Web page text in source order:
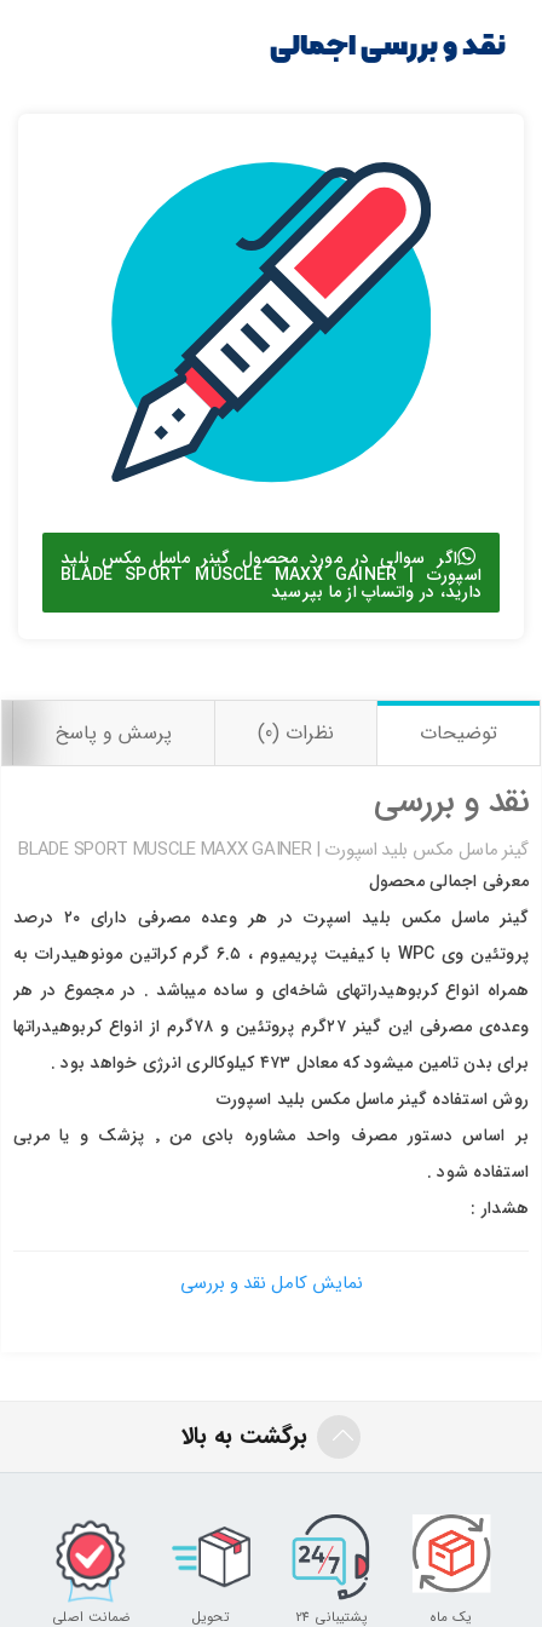
نقد و بررسی اجمالی
اگر سوالی در مورد محصول گینر ماسل مکس بلید
اسپورت | BLADE SPORT MUSCLE MAXX GAINER
دارید، در واتساپ از ما بپرسید
توضیحات نظرات (0) پرسش و پاسخ
نقد و بررسی
گینر ماسل مکس بلید اسپورت | BLADE SPORT MUSCLE MAXX GAINER
معرفی اجمالی محصول
گینر ماسل مکس بلید اسپرت در هر وعده مصرفی دارای ۲۰ درصد
پروتئین وی WPC با کیفیت پریمیوم ، ۶.۵ گرم کراتین مونوهیدرات به
همراه انواع کربوهیدراتهای شاخه‌ای و ساده میباشد . در مجموع در هر
وعده‌ی مصرفی این گینر ۲۷گرم پروتئین و ۷۸گرم از انواع کربوهیدراتها
برای بدن تامین میشود که معادل ۴۷۳ کیلوکالری انرژی خواهد بود .
روش استفاده گینر ماسل مکس بلید اسپورت
بر اساس دستور مصرف واحد مشاوره بادی من ٬ پزشک و یا مربی
استفاده شود .
هشدار :
در صورت حساسیت به شیر، بادام، سویا یا تخم مرغ قبل از مصرف یا
بدون اجازه پزشک مصرف نکنند .
بهتر است قبل از مصرف با مربی، پزشک و یا کارشناس تغذیه مشورت کنید
ممکن است تصویر مورد استفاده از محصول در وبسایت ٬ در برخی
نمایش کامل نقد و بررسی
برگشت به بالا
یک ماه
پشتیبانی 24
تحویل
ضمانت اصلی
اشتراک گذاری در شبکه های اجتماعی
ارسال به ایمیل